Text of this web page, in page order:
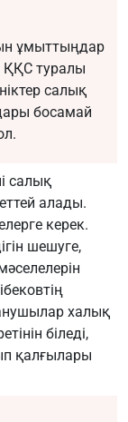
ұмыттыңдар
ҚҚС туралы
салық
босамай
салық
алады.
керек.
шешуге,
халық
біледі,
қалғылары